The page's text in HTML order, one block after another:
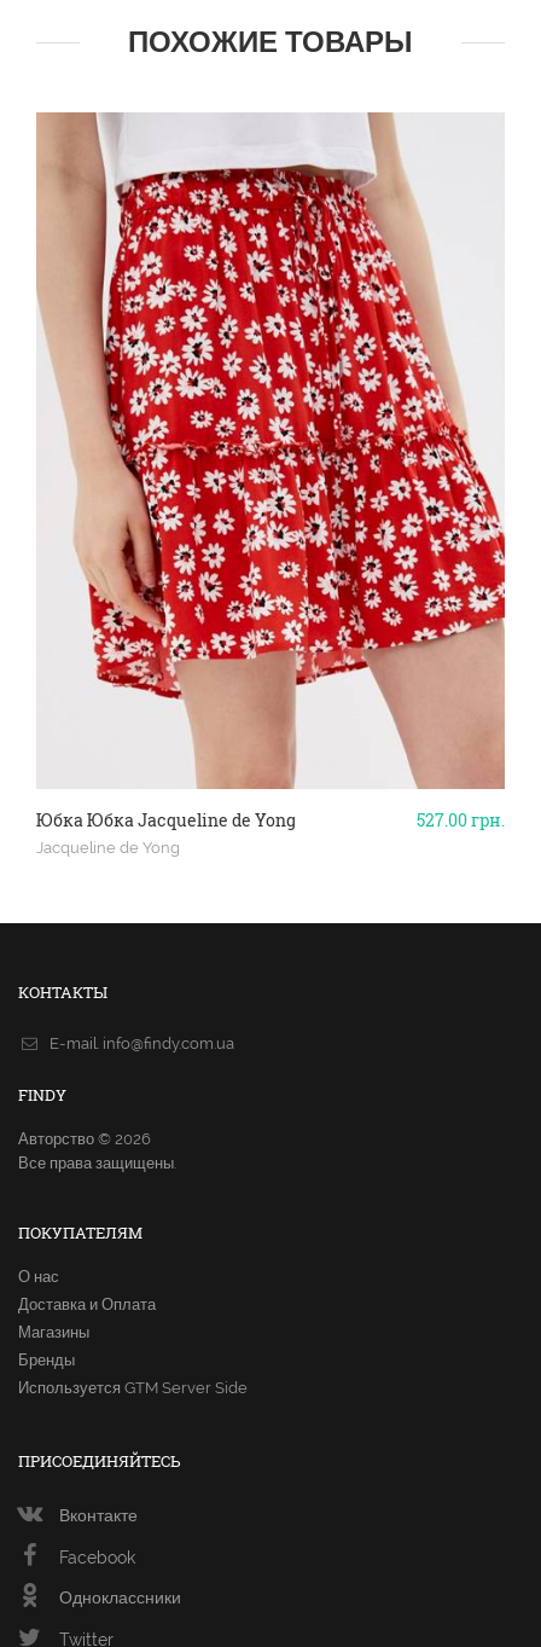
ПОХОЖИЕ ТОВАРЫ
527.00грн.
Юбка Юбка Jacqueline de Yong
Jacqueline de Yong
КОНТАКТЫ
E-mail. info@findy.com.ua
FINDY
Авторство © 2026
Все права защищены.
ПОКУПАТЕЛЯМ
О нас
Доставка и Оплата
Магазины
Бренды
Используется GTM Server Side
ПРИСОЕДИНЯЙТЕСЬ
Вконтакте
Facebook
Одноклассники
Twitter